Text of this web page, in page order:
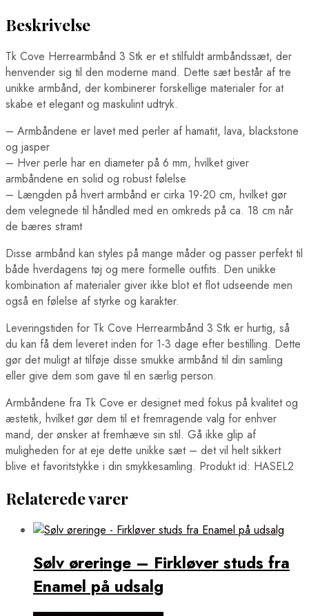
Beskrivelse
Tk Cove Herrearmbånd 3 Stk er et stilfuldt armbåndssæt, der
henvender sig til den moderne mand. Dette sæt består af tre
unikke armbånd, der kombinerer forskellige materialer for at
skabe et elegant og maskulint udtryk.
– Armbåndene er lavet med perler af hamatit, lava, blackstone
og jasper
– Hver perle har en diameter på 6 mm, hvilket giver
armbåndene en solid og robust følelse
– Længden på hvert armbånd er cirka 19-20 cm, hvilket gør
dem velegnede til håndled med en omkreds på ca. 18 cm når
de bæres stramt
Disse armbånd kan styles på mange måder og passer perfekt til
både hverdagens tøj og mere formelle outfits. Den unikke
kombination af materialer giver ikke blot et flot udseende men
også en følelse af styrke og karakter.
Leveringstiden for Tk Cove Herrearmbånd 3 Stk er hurtig, så
du kan få dem leveret inden for 1-3 dage efter bestilling. Dette
gør det muligt at tilføje disse smukke armbånd til din samling
eller give dem som gave til en særlig person.
Armbåndene fra Tk Cove er designet med fokus på kvalitet og
æstetik, hvilket gør dem til et fremragende valg for enhver
mand, der ønsker at fremhæve sin stil. Gå ikke glip af
muligheden for at eje dette unikke sæt – det vil helt sikkert
blive et favoritstykke i din smykkesamling. Produkt id: HASEL2
Relaterede varer
Sølv øreringe – Firkløver studs fra
Enamel på udsalg